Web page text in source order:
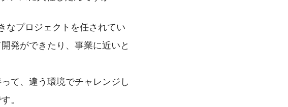
なプロジェクトを任されてい
発ができたり、事業に近いと
て、違う環境でチャレンジし
。